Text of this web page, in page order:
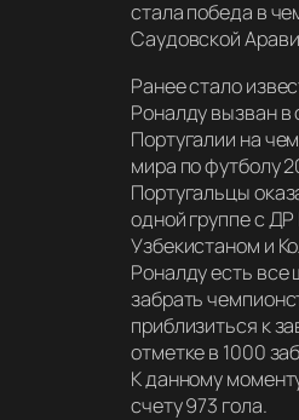
стала победа в
Саудовской
Ранее стало
Роналду вызван в
Португалии на
мира по футболу
Португальцы
одной группе с ДР
Узбекистаном и
Роналду есть все
забрать
приблизиться к
отметке в 1000
К данному
счету 973 гола.